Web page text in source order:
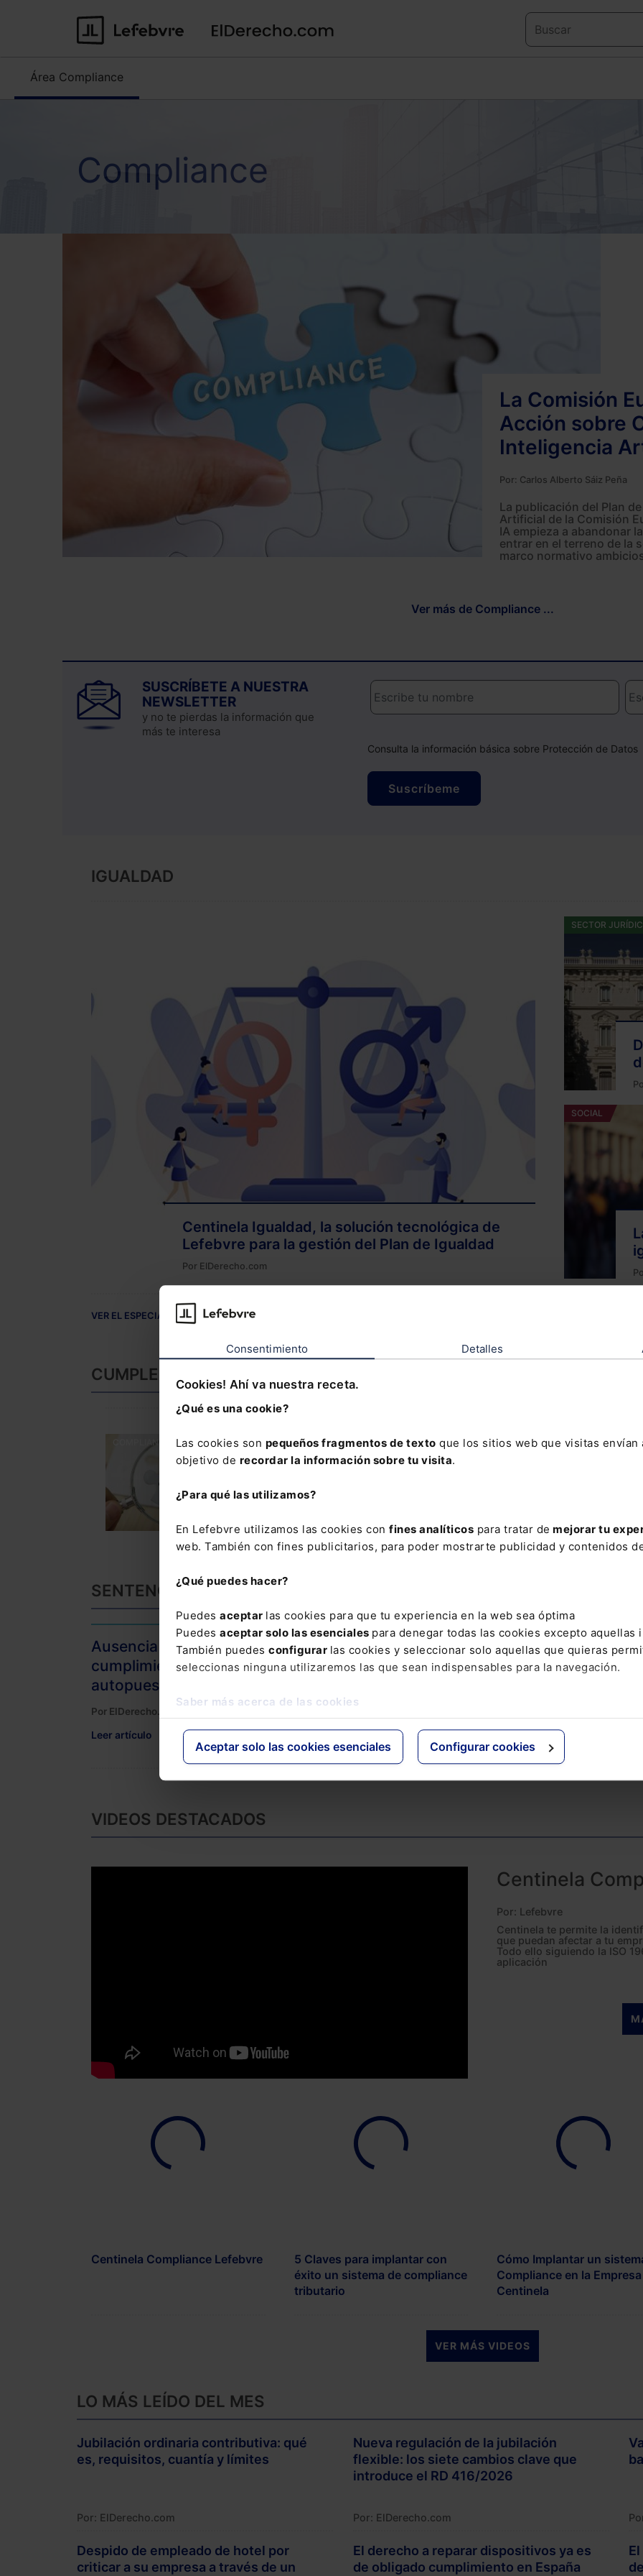
Consentimiento Detalles
Cookies! Ahí va nuestra receta.
¿Qué es una cookie?
Las cookies son pequeños fragmentos de texto que los sitios web que visitas
objetivo de recordar la información sobre tu visita.
¿Para qué las utilizamos?
En Lefebvre utilizamos las cookies con fines analíticos para tratar de mejorar tu
web. También con fines publicitarios, para poder mostrarte publicidad y contenidos
¿Qué puedes hacer?
Puedes aceptar las cookies para que tu experiencia en la web sea óptima
Puedes aceptar solo las esenciales para denegar todas las cookies excepto aquellas
También puedes configurar las cookies y seleccionar solo aquellas que quieras
seleccionas ninguna utilizaremos las que sean indispensables para la navegación.
Saber más acerca de las cookies
Aceptar solo las cookies esenciales Configurar cookies
Área Compliance
Compliance
La Comisión
Acción sobre
Inteligencia
Por: Carlos Alberto Sáiz Peña
La publicación del Plan
Artificial de la Comisión
IA empieza a abandonar
entrar en el terreno de la
marco normativo
Ver más de Compliance ...
SUSCRÍBETE A NUESTRA
NEWSLETTER
y no te pierdas la información que
más te interesa
Consulta la información básica sobre Protección de Datos
Suscríbeme
IGUALDAD
Centinela Igualdad, la solución tecnológica de
Lefebvre para la gestión del Plan de Igualdad
Por ElDerecho.com
SECTOR
SOCIAL
VER EL ESPECIAL COMPLETO
CUMPLEN
La Norma UNE de compliance
laboral
SENTENCIAS DESTACADAS
Ausencia de programa de
cumplimiento normativo y
autopuesta en peligro empresarial
Por ElDerecho.com
Leer artículo
Introducción del “compliance”
para evitar la apropiación y la
Leer artículo
VIDEOS DESTACADOS
Centinela
Por: Lefebvre
Centinela te permite la
que puedan afectar a tu
Todo ello siguiendo la ISO
aplicación
Centinela Compliance Lefebvre
5 Claves para implantar con
éxito un sistema de compliance
tributario
Cómo Implantar un
Compliance en la
Centinela
VER MÁS VIDEOS
LO MÁS LEÍDO DEL MES
Jubilación ordinaria contributiva: qué
es, requisitos, cuantía y límites
Por: ElDerecho.com
Nueva regulación de la jubilación
flexible: los siete cambios clave que
introduce el RD 416/2026
Por: ElDerecho.com
Despido de empleado de hotel por
criticar a su empresa a través de un
El derecho a reparar dispositivos ya es
de obligado cumplimiento en España